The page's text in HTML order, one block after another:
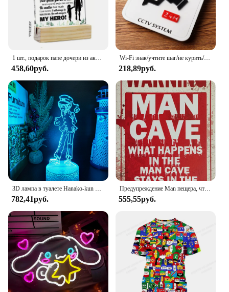
1 шт., подарок папе дочери из акрилового кристалла с деревянной рамкой, табличка с логотипом, спасибо за подарок
458,60руб.
Wi-Fi знак/учтите шаг/не курить/мониторинг предупреждения/система видеонаблюдения знак Акриловая вывеска
218,89руб.
3D лампа в туалете Hanako-kun Yugi Amane, аниме Yashiro Nene светодиодный, ночник, Декор, ночник для манги, подарки
782,41руб.
Предупреждение Man пещера, что происходит в пещере, винтажный жестяной барный знак, забавные домашние манкинские знаки для баров, кафе, пабов, гаража
555,55руб.